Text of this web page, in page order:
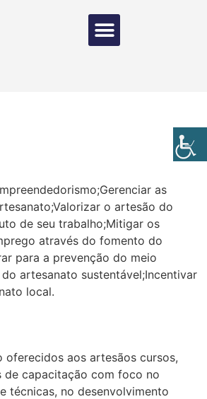
as
o artesão do
de seu trabalho;Mitigar os
através do fomento do
para a prevenção do meio
artesanato sustentável;Incentivar
local.
oferecidos aos artesãos cursos,
de capacitação com foco no
técnicas, no desenvolvimento